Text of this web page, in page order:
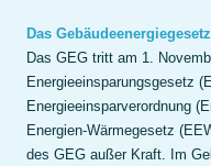
Das
Das GEG tritt am 1.
Energieeinsparungsgesetz
Energieeinsparverordnung
Energien-Wärmegesetz
des GEG außer Kraft. Im